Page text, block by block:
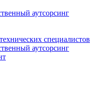
аутсорсинг
специалистов
аутсорсинг